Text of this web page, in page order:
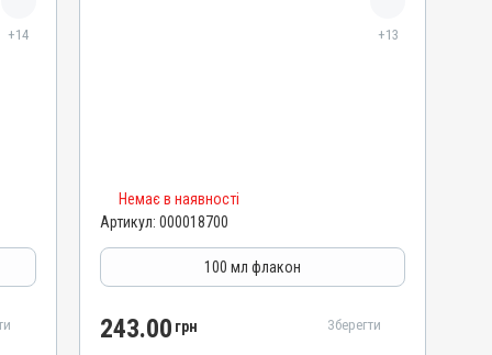
+14 +13
d-UA-10-20
Групи препаратів
Гепатопротектори, Регулятори травлення
Лікарська форма
Немає в наявності
Артикул: 000018700
100 мл флакон
243.00 грн Зберегти